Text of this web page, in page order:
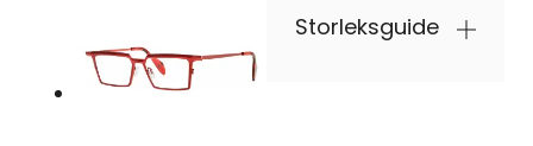
Storleksguide